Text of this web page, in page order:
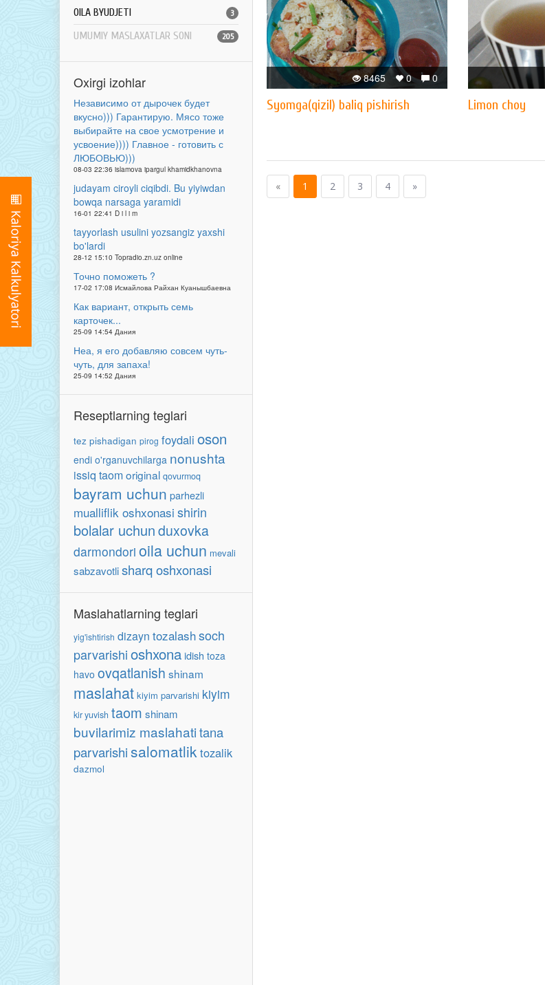
OILA BYUDJETI 3
UMUMIY MASLAXATLAR SONI 205
Oxirgi izohlar
Независимо от дырочек будет
вкусно))) Гарантирую. Мясо тоже
выбирайте на свое усмотрение и
усвоение)))) Главное - готовить с
ЛЮБОВЬЮ)))
08-03 22:36 islamova ipargul khamidkhanovna
judayam ciroyli ciqibdi. Bu yiyiwdan
bowqa narsaga yaramidi
16-01 22:41 D i l i m
tayyorlash usulini yozsangiz yaxshi
bo'lardi
28-12 15:10 Topradio.zn.uz online
Точно поможеть ?
17-02 17:08 Исмайлова Райхан Куанышбаевна
Как вариант, открыть семь
карточек...
25-09 14:54 Дания
Неа, я его добавляю совсем чуть-
чуть, для запаха!
25-09 14:52 Дания
Reseptlarning teglari
tez pishadigan pirog foydali oson
endi o'rganuvchilarga nonushta
issiq taomoriginal qovurmoq
bayram uchun parhezli
mualliflik oshxonasi shirin
bolalar uchunduxovka
darmondori oila uchun mevali
sabzavotlisharq oshxonasi
Maslahatlarning teglari
yig'ishtirish dizayn tozalashsoch
parvarishioshxonaidish toza
havo ovqatlanish shinam
maslahat kiyim parvarishi kiyim
kir yuvish taom shinam
buvilarimiz maslahatitana
parvarishisalomatliktozalik
dazmol
0
0
8465
Syomga(qizil) baliq pishirish Limon choy
« 1 2 3 4 »